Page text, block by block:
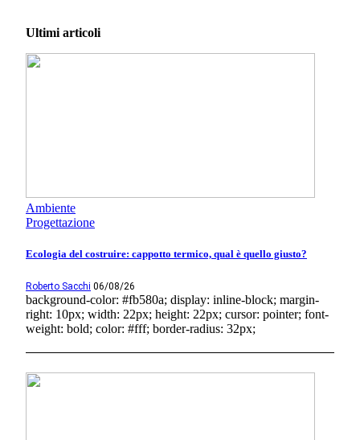
Ultimi articoli
Ambiente
Progettazione
Ecologia del costruire: cappotto termico, qual è quello giusto?
Roberto Sacchi 06/08/26
background-color: #fb580a; display: inline-block; margin-
right: 10px; width: 22px; height: 22px; cursor: pointer; font-
weight: bold; color: #fff; border-radius: 32px;